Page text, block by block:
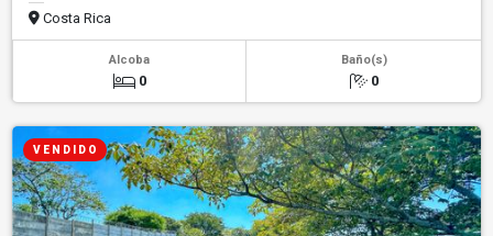
Costa Rica
Alcoba
0
Baño(s)
0
V E N D I D O